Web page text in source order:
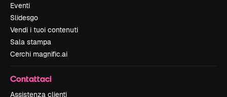
Eventi
Slidesgo
Vendi i tuoi contenuti
Sala stampa
Cerchi magnific.ai
Contattaci
Assistenza clienti